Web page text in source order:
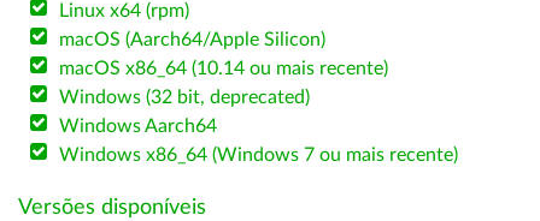
Linux x64 (rpm)
macOS (Aarch64/Apple Silicon)
macOS x86_64 (10.14 ou mais recente)
Windows (32 bit, deprecated)
Windows Aarch64
Windows x86_64 (Windows 7 ou mais recente)
Versões disponíveis